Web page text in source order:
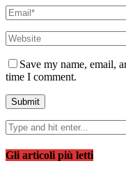
Save my name, email,
time I comment.
Gli articoli più letti